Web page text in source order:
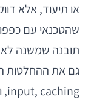
או תיעוד, אלא
שהטכנאי עם
input, caching, ותמיכה במצלמה ובסריקה.